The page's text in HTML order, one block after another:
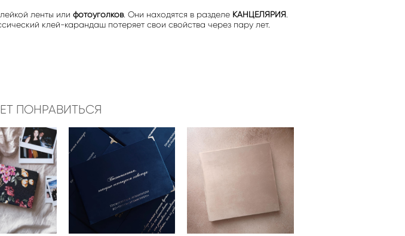
ленты илифотоуголков. Они находятся в разделе КАНЦЕЛЯРИЯ.
клей-карандаш потеряет свои свойства через пару лет.
ПОНРАВИТЬСЯ